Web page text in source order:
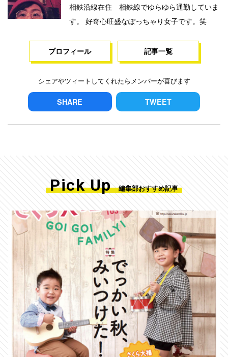
相鉄沿線在住 相鉄線でゆらゆら通勤していま
す。 好奇心旺盛なぽっちゃり女子です。笑
プロフィール 記事一覧
シェアやツィートしてくれたらメンバーが喜びます
SHARE TWEET
Pick Up 編集部おすすめ記事